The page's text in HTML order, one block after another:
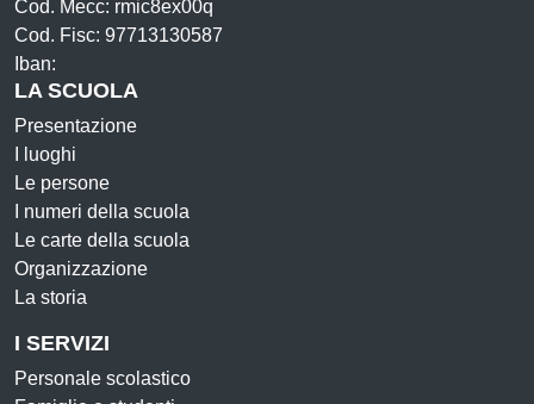
Cod. Mecc: rmic8ex00q
Cod. Fisc: 97713130587
Iban:
LA SCUOLA
Presentazione
I luoghi
Le persone
I numeri della scuola
Le carte della scuola
Organizzazione
La storia
I SERVIZI
Personale scolastico